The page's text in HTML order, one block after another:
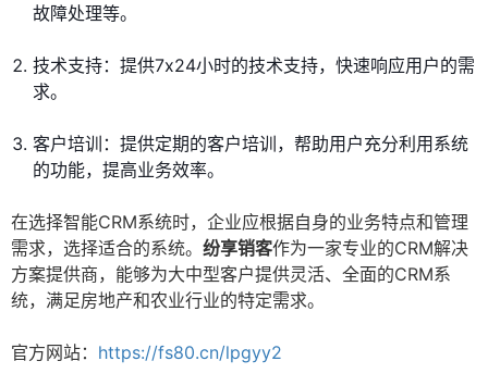
故障处理等。
技术支持：提供7x24小时的技术支持，快速响应用户的需
求。
客户培训：提供定期的客户培训，帮助用户充分利用系统
的功能，提高业务效率。
在选择智能CRM系统时，企业应根据自身的业务特点和管理
需求，选择适合的系统。 纷享销客作为一家专业的CRM解决
方案提供商，能够为大中型客户提供灵活、全面的CRM系
统，满足房地产和农业行业的特定需求。
官方网站： https://fs80.cn/lpgyy2